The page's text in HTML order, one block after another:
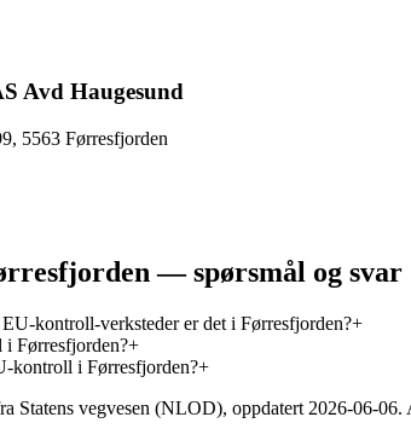
Avd Haugesund
, 5563 Førresfjorden
— spørsmål og svar
kontroll-verksteder er det i Førresfjorden?+
Førresfjorden?+
kontroll i Førresfjorden?+
Statens vegvesen (NLOD), oppdatert 2026-06-06.